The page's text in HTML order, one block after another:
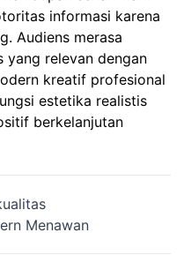
informasi karena
Audiens merasa
yang relevan dengan
kreatif profesional
estetika realistis
berkelanjutan
Menawan